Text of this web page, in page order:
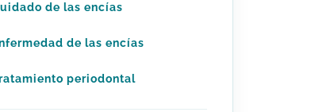
de las encías
de las encías
periodontal